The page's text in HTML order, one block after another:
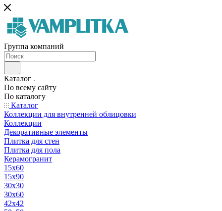
Группа компаний
Каталог
По всему сайту
По каталогу
Каталог
Коллекции для внутренней облицовки
Коллекции
Декоративные элементы
Плитка для стен
Плитка для пола
Керамогранит
15х60
15x90
30х30
30х60
42х42